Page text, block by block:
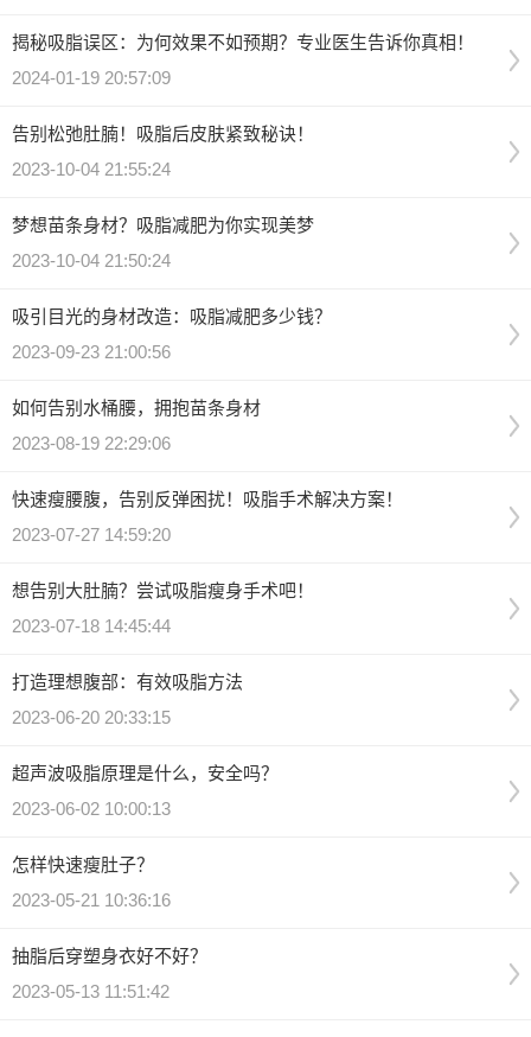
揭秘吸脂误区：为何效果不如预期？专业医生告诉你真相！
2024-01-19 20:57:09
告别松弛肚腩！吸脂后皮肤紧致秘诀！
2023-10-04 21:55:24
梦想苗条身材？吸脂减肥为你实现美梦
2023-10-04 21:50:24
吸引目光的身材改造：吸脂减肥多少钱？
2023-09-23 21:00:56
如何告别水桶腰，拥抱苗条身材
2023-08-19 22:29:06
快速瘦腰腹，告别反弹困扰！吸脂手术解决方案！
2023-07-27 14:59:20
想告别大肚腩？尝试吸脂瘦身手术吧！
2023-07-18 14:45:44
打造理想腹部：有效吸脂方法
2023-06-20 20:33:15
超声波吸脂原理是什么，安全吗？
2023-06-02 10:00:13
怎样快速瘦肚子？
2023-05-21 10:36:16
抽脂后穿塑身衣好不好？
2023-05-13 11:51:42